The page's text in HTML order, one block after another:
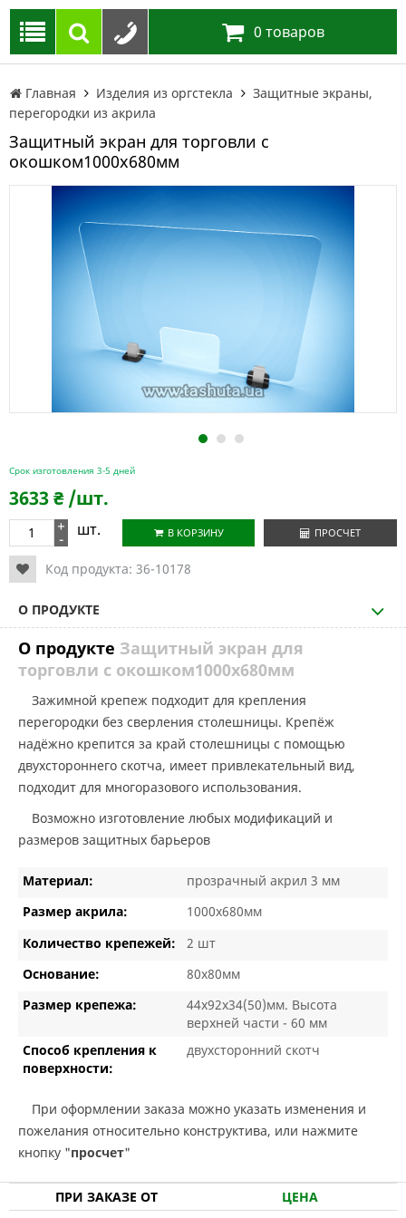
0 товаров
Главная Изделия из оргстекла
Защитные экраны,
перегородки из акрила
Защитный экран для торговли с
окошком1000х680мм
1 2 3
Срок изготовления 3-5 дней
3633₴ /шт.
+
- шт. В КОРЗИНУ ПРОСЧЕТ
Код продукта: 36-10178
О ПРОДУКТЕ
О продукте Защитный экран для
торговли с окошком1000х680мм
Зажимной крепеж подходит для крепления
перегородки без сверления столешницы. Крепёж
надёжно крепится за край столешницы с помощью
двухстороннего скотча, имеет привлекательный вид,
подходит для многоразового использования.
Возможно изготовление любых модификаций и
размеров защитных барьеров
Материал:
прозрачный акрил 3 мм
Размер акрила:
1000х680мм
Количество крепежей:
2 шт
Основание:
80х80мм
Размер крепежа:
44х92х34(50)мм. Высота
верхней части - 60 мм
Способ крепления к
поверхности:
двухсторонний скотч
При оформлении заказа можно указать изменения и
пожелания относительно конструктива, или нажмите
кнопку "просчет"
ПРИ ЗАКАЗЕ ОТ
ЦЕНА